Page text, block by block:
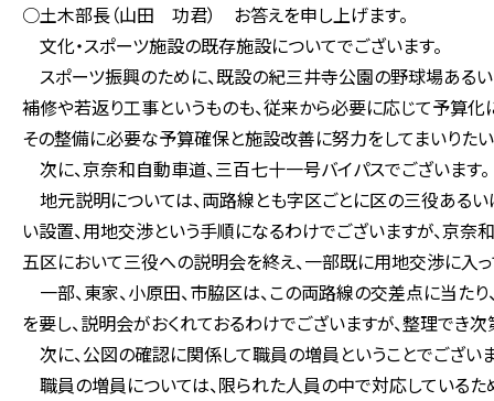
○土木部長（山田 功君） お答えを申し上げます。
文化・スポーツ施設の既存施設についてでございます。
スポーツ振興のために、既設の紀三井寺公園の野球場ある
補修や若返り工事というものも、従来から必要に応じて予算
その整備に必要な予算確保と施設改善に努力をしてまいりたい
次に、京奈和自動車道、三百七十一号バイパスでございます。
地元説明については、両路線とも字区ごとに区の三役ある
い設置、用地交渉という手順になるわけでございますが、京
五区において三役への説明会を終え、一部既に用地交渉に入っ
一部、東家、小原田、市脇区は、この両路線の交差点に当た
を要し、説明会がおくれておるわけでございますが、整理でき
次に、公図の確認に関係して職員の増員ということでござい
職員の増員については、限られた人員の中で対応している